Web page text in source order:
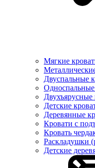
Мягкие
Двуспальные
Односпальные
Двухъярусные
Детские
Деревянные
Кровати с
Кровать
Раскладушки
Детские